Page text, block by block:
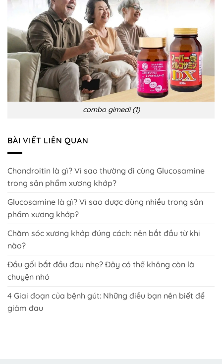
combo gimedi (1)
BÀI VIẾT LIÊN QUAN
Chondroitin là gì? Vì sao thường đi cùng Glucosamine
trong sản phẩm xương khớp?
Glucosamine là gì? Vì sao được dùng nhiều trong sản
phẩm xương khớp?
Chăm sóc xương khớp đúng cách: nên bắt đầu từ khi
nào?
Đầu gối bắt đầu đau nhẹ? Đây có thể không còn là
chuyện nhỏ
4 Giai đoạn của bệnh gút: Những điều bạn nên biết để
giảm đau